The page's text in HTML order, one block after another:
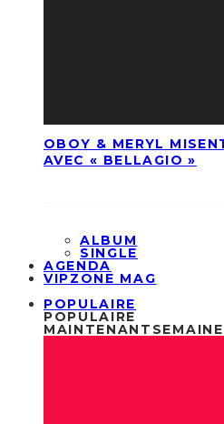
OBOY & MERYL
AVEC « BELLAGIO »
ALBUM
SINGLE
AGENDA
VIPZONE MAG
POPULAIRE
POPULAIRE
MAINTENANT SEMAINE